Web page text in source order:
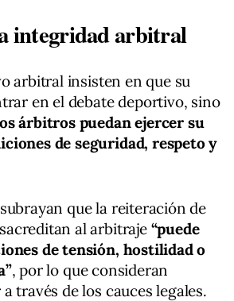
integridad arbitral
arbitral insisten en que su
en el debate deportivo, sino
árbitros puedan ejercer su
de seguridad, respeto y
que la reiteración de
al arbitraje “puede
de tensión, hostilidad o
, por lo que consideran
través de los cauces legales.